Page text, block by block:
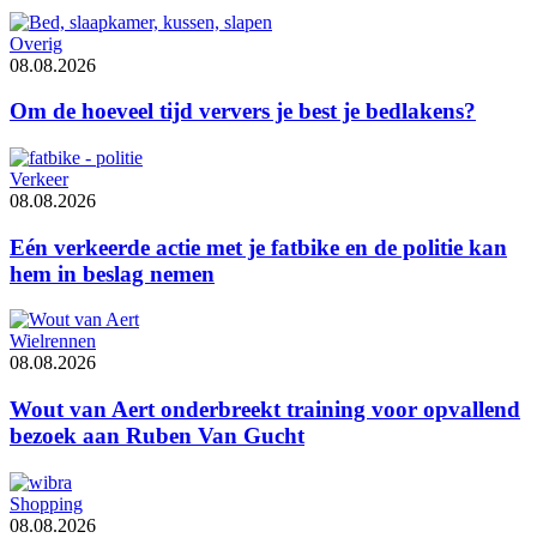
Overig
08.08.2026
Om de hoeveel tijd ververs je best je bedlakens?
Verkeer
08.08.2026
Eén verkeerde actie met je fatbike en de politie kan
hem in beslag nemen
Wielrennen
08.08.2026
Wout van Aert onderbreekt training voor opvallend
bezoek aan Ruben Van Gucht
Shopping
08.08.2026